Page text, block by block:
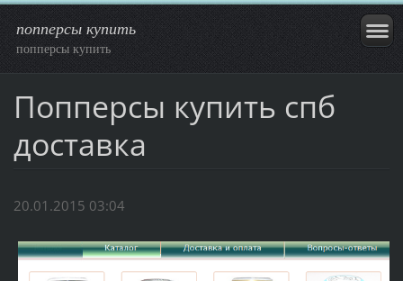
попперсы купить
попперсы купить
Попперсы купить спб
доставка
20.01.2015 03:04